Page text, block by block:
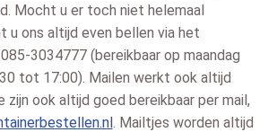
Mocht u er toch niet helemaal
u ons altijd even bellen via het
3034777 (bereikbaar op maandag
tot 17:00). Mailen werkt ook altijd
zijn ook altijd goed bereikbaar per mail,
. Mailtjes worden altijd